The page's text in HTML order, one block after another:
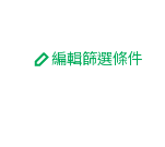
編輯篩選條件